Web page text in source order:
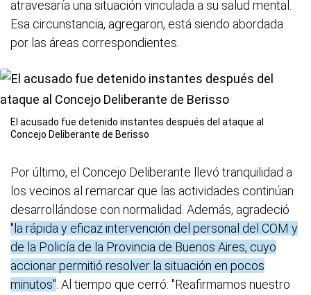
atravesaría una situación vinculada a su salud mental.
Esa circunstancia, agregaron, está siendo abordada
por las áreas correspondientes.
El acusado fue detenido instantes después del ataque al
Concejo Deliberante de Berisso
Por último, el Concejo Deliberante llevó tranquilidad a
los vecinos al remarcar que las actividades continúan
desarrollándose con normalidad. Además, agradeció
"la rápida y eficaz intervención del personal del COM y
de la Policía de la Provincia de Buenos Aires, cuyo
accionar permitió resolver la situación en pocos
minutos" . Al tiempo que cerró: "Reafirmamos nuestro